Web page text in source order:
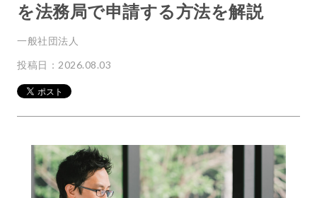
を法務局で申請する方法を解説
一般社団法人
投稿日：2026.08.03